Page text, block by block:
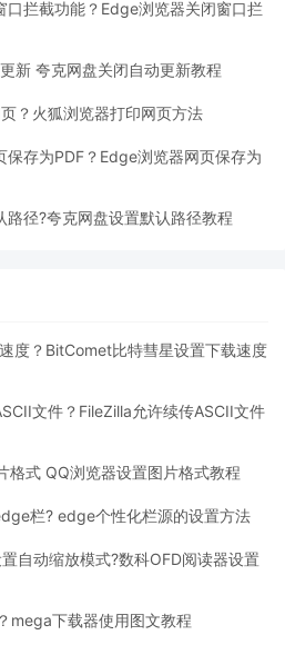
口拦截功能？Edge浏览器关闭窗口拦
新 夸克网盘关闭自动更新教程
？火狐浏览器打印网页方法
保存为PDF？Edge浏览器网页保存为
路径?夸克网盘设置默认路径教程
度？BitComet比特彗星设置下载速度
文件？FileZilla允许续传ASCII文件
格式 QQ浏览器设置图片格式教程
栏? edge个性化栏源的设置方法
自动缩放模式?数科OFD阅读器设置
mega下载器使用图文教程